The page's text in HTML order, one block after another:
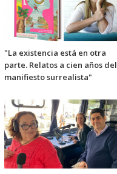
"La existencia está en otra
parte. Relatos a cien años del
manifiesto surrealista"